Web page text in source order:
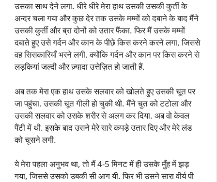
उसका साथ देने लगा. धीरे धीरे मेरा हाथ उसकी उसकी कुर्ती के
अन्दर चला गया और कुछ देर तक उसके मम्मों को दबाने के बाद मैंने
उसकी कुर्ती और ब्रा दोनों को उतार फैंका. फिर मैं उसके मम्मों
दबाते हुए उसे गर्दन और कान के पीछे किस करने करने लगा, जिससे
वह सिसकारियाँ भरने लगी. क्योंकि गर्दन और कान पर किस करने से
लड़कियां जल्दी और ज़्यादा उत्तेज़ित हो जाती हैं.
अब तक मेरा एक हाथ उसके सलवार को खोलते हुए उसकी चूत पर
जा पहुंचा. उसकी चूत गीली हो चुकी थी. मैंने चुत को टटोला और
उसकी सलवार को उसके शरीर से अलग कर दिया. अब वो केवल
पैंटी में थी. इसके बाद उसने मेरे सारे कपड़े उतार दिए और मेरे लंड
को चूसने लगी.
ये मेरा पहला अनुभव था, तो मैं 4-5 मिनट में ही उसके मुँह में झड़
गया, जिससे उसको उबकी सी आग यी. फिर भी उसने सारा वीर्य पी